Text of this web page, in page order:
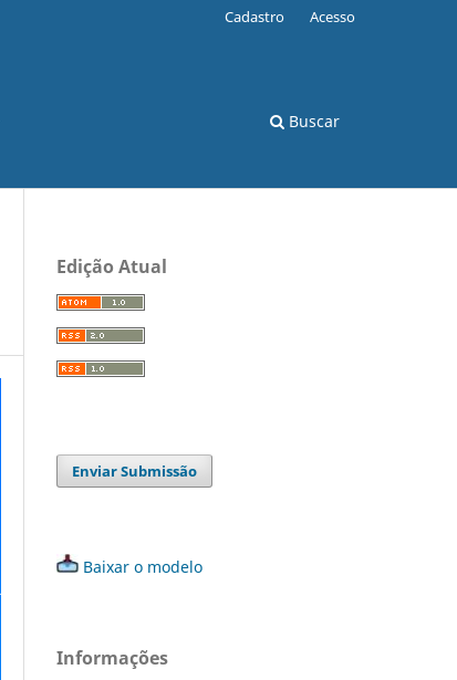
Buscar
Cadastro Acesso
Edição Atual
Enviar Submissão
Baixar o modelo
Informações